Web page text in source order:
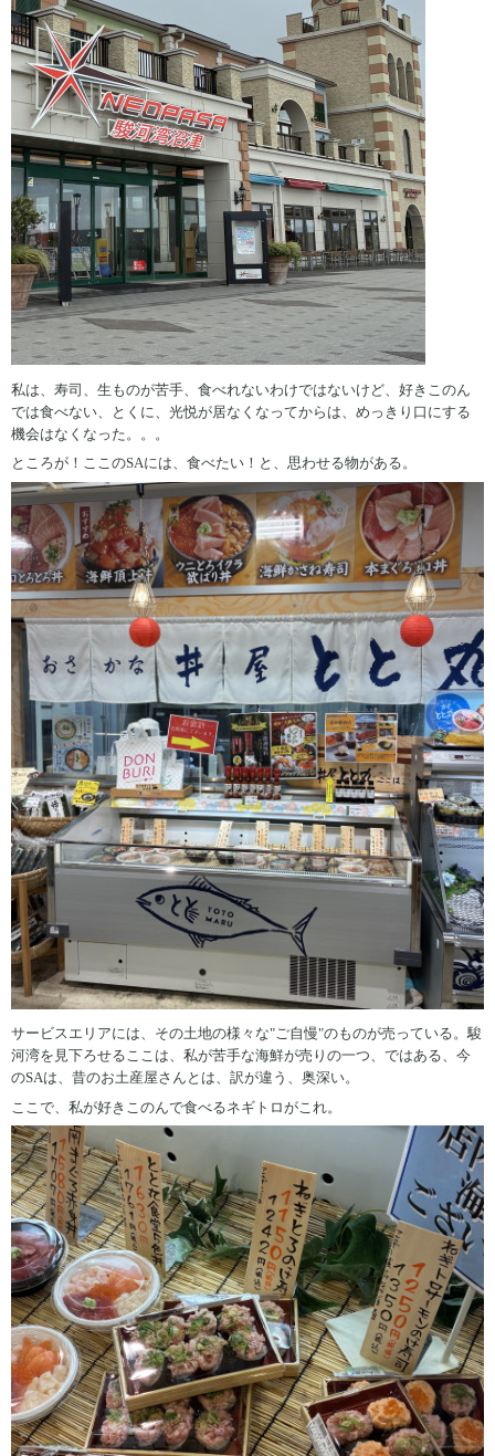
私は、寿司、生ものが苦手、食べれないわけではないけど、好きこのん
では食べない、とくに、光悦が居なくなってからは、めっきり口にする
機会はなくなった。。。
ところが！ここのSAには、食べたい！と、思わせる物がある。
サービスエリアには、その土地の様々な"ご自慢"のものが売っている。駿
河湾を見下ろせるここは、私が苦手な海鮮が売りの一つ、ではある、今
のSAは、昔のお土産屋さんとは、訳が違う、奥深い。
ここで、私が好きこのんで食べるネギトロがこれ。